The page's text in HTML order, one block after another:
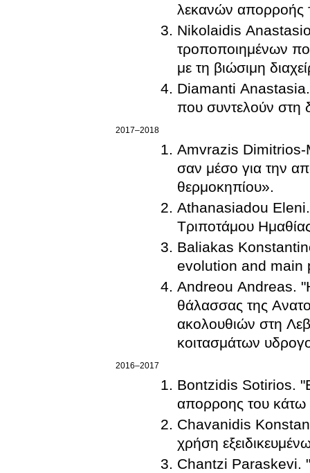
λεκανών απορροής
Nikolaidis
τροποποιημένων
με τη βιώσιμη
Diamanti Anastasia.
που συντελούν στη
2017–2018
Amvrazis Dimitrios-
σαν μέσο για την
θερμοκηπίου».
Athanasiadou Eleni.
Τριποτάμου
Baliakas
evolution and main
Andreou Andreas.
θάλασσας της
ακολουθιών στη
κοιτασμάτων
2016–2017
Bontzidis Sotirios.
απορροης του κάτω
Chavanidis
χρήση
Chantzi Paraskevi.